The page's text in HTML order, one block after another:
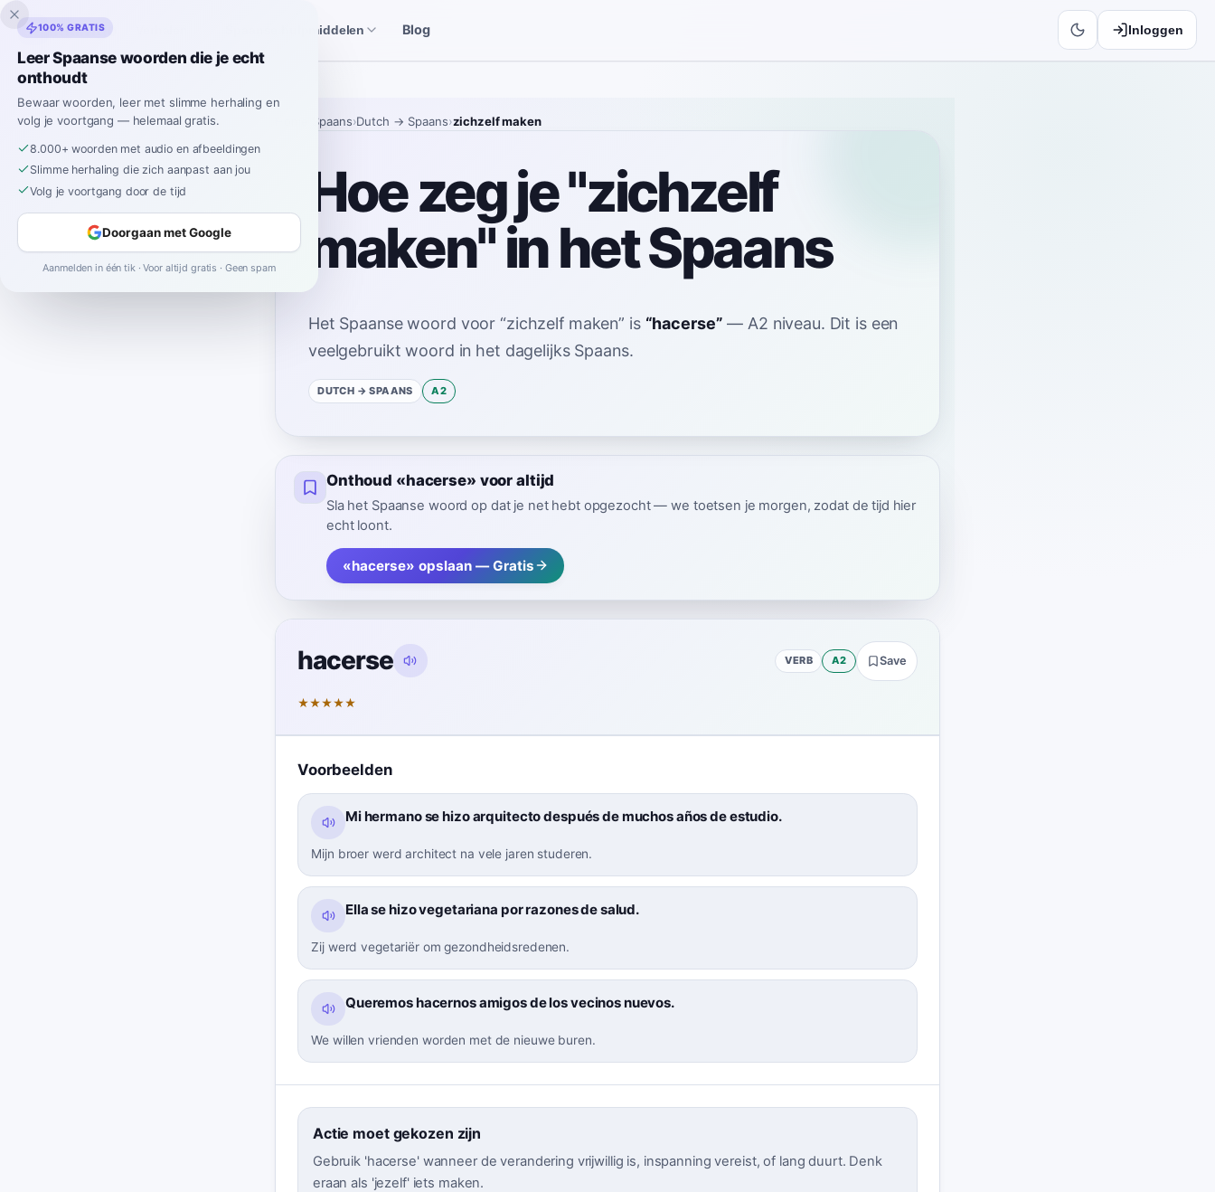
Inklingo Spaanse hulpmiddelen Blog Inloggen
Spaans›Dutch → Spaans›zichzelf maken
Hoe zeg je "zichzelf
maken" in het Spaans
Het Spaanse woord voor “zichzelf maken” is “hacerse” —A2 niveau. Dit is een
veelgebruikt woord in het dagelijks Spaans.
DUTCH → SPAANS A2
Onthoud «hacerse» voor altijd
Sla het Spaanse woord op dat je net hebt opgezocht — we toetsen je morgen, zodat de tijd hier
echt loont.
«hacerse» opslaan — Gratis
hacerse VERB A2 Save
★★★★★
Voorbeelden
Mi hermano se hizo arquitecto después de muchos años de estudio.
Mijn broer werd architect na vele jaren studeren.
Ella se hizo vegetariana por razones de salud.
Zij werd vegetariër om gezondheidsredenen.
Queremos hacernos amigos de los vecinos nuevos.
We willen vrienden worden met de nieuwe buren.
Actie moet gekozen zijn
Gebruik 'hacerse' wanneer de verandering vrijwillig is, inspanning vereist, of lang duurt. Denk
eraan als 'jezelf' iets maken.
100% GRATIS
Leer Spaanse woorden die je echt
onthoudt
Bewaar woorden, leer met slimme herhaling en
volg je voortgang — helemaal gratis.
8.000+ woorden met audio en afbeeldingen
Slimme herhaling die zich aanpast aan jou
Volg je voortgang door de tijd
Doorgaan met Google
Aanmelden in één tik · Voor altijd gratis · Geen spam